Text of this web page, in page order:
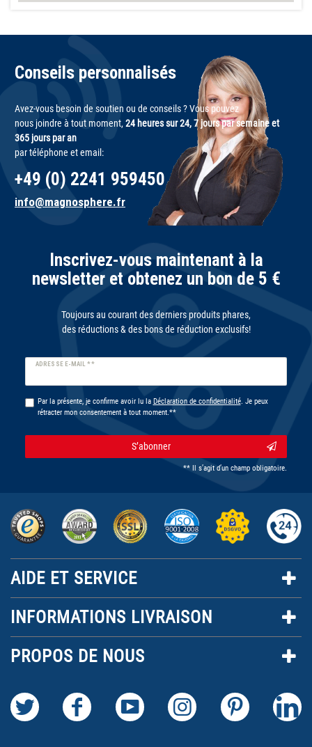
Conseils personnalisés
Avez-vous besoin de soutien ou de conseils ? Vous pouvez
nous joindre à tout moment,24 heures sur 24, 7 jours par semaine et
365 jours par an
par téléphone et email:
+49 (0) 2241 959450
info@magnosphere.fr
Inscrivez-vous maintenant à la
newsletter et obtenez un bon de 5 €
Toujours au courant des derniers produits phares,
des réductions & des bons de réduction exclusifs!
ADRESSE E-MAIL **
Ceres::Template.newsletterHoneypotLabel
Par la présente, je confirme avoir lu la Déclaration de confidentialité. Je peux
rétracter mon consentement à tout moment.**
S’abonner
** Il s’agit d’un champ obligatoire.
AIDE ET SERVICE
INFORMATIONS LIVRAISON
PROPOS DE NOUS